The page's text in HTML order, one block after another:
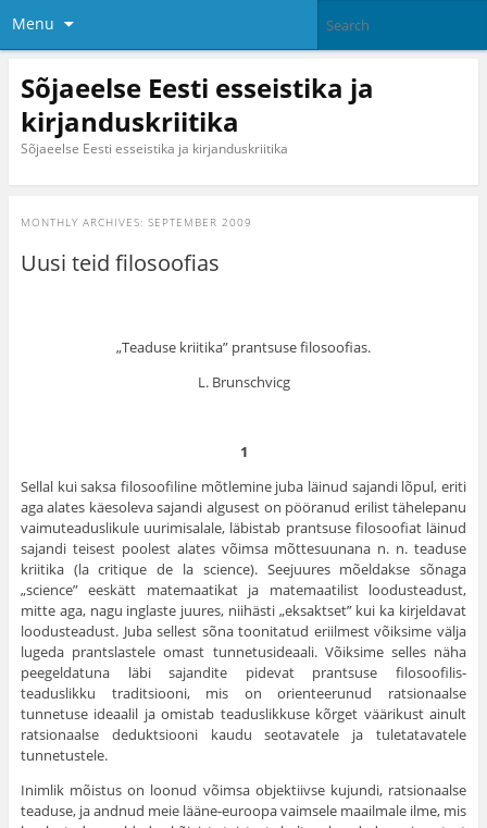
Menu
Sõjaeelse Eesti esseistika ja
kirjanduskriitika
Sõjaeelse Eesti esseistika ja kirjanduskriitika
MONTHLY ARCHIVES: SEPTEMBER 2009
Uusi teid filosoofias
„Teaduse kriitika” prantsuse filosoofias.
L. Brunschvicg
1
Sellal kui saksa filosoofiline mõtlemine juba läinud sajandi lõ­pul, eriti
aga alates käesoleva sajandi algusest on pööranud erilist tähelepanu
vaimuteaduslikule uurimisalale, läbistab prantsuse filosoo­fiat läinud
sajandi teisest poolest alates võimsa mõttesuunana n. n. teaduse
kriitika (la critique de la science). Seejuures mõeldakse sõ­naga
„science” eeskätt matemaatikat ja matemaatilist loodusteadust,
mitte aga, nagu inglaste juures, niihästi „eksaktset” kui ka kirjeldavat
loodusteadust. Juba sellest sõna toonitatud eriilmest võiksime välja
lugeda prantslastele omast tunnetusideaali. Võiksime selles näha
peegeldatuna läbi sajandite pidevat prantsuse filosoofilis-
teaduslikku traditsiooni, mis on orienteerunud ratsionaalse
tunnetuse ideaa­lil ja omistab teaduslikkuse kõrget väärikust ainult
ratsionaalse de­duktsiooni kaudu seotavatele ja tuletatavatele
tunnetustele.
Inimlik mõistus on loonud võimsa objektiivse kujundi, ratsio­naalse
teaduse, ja andnud meie lääne-euroopa vaimsele maailmale ilme, mis